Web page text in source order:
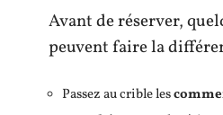
Avant de réserver,
peuvent faire la
Passez au crible les